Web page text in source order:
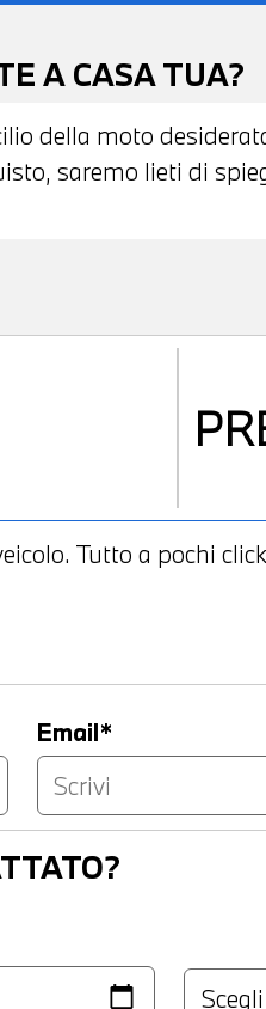
A CASA TUA?
della moto
saremo lieti di
Tutto a pochi
Email*